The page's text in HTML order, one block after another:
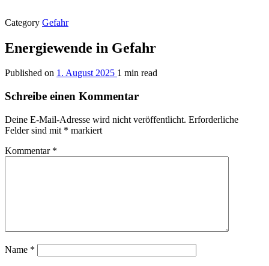
Category Gefahr
Energiewende in Gefahr
Published on 1. August 2025 1 min read
Schreibe einen Kommentar
Deine E-Mail-Adresse wird nicht veröffentlicht. Erforderliche
Felder sind mit * markiert
Kommentar *
Name *